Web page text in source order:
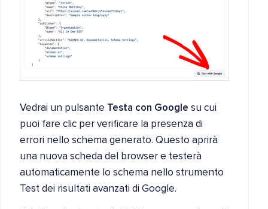
Vedrai un pulsante Testa con Google su cui
puoi fare clic per verificare la presenza di
errori nello schema generato. Questo aprirà
una nuova scheda del browser e testerà
automaticamente lo schema nello strumento
Test dei risultati avanzati di Google.